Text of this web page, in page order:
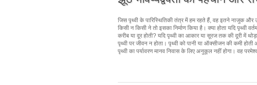
जिस पृथ्वी के पारिस्थितिकी तंत्र में हम रहते हैं, वह इतने नाजुक
किसी न किसी ने तो इसका निर्माण किया है। क्या होता यदि पृथ्वी
करीब या दूर होती? यदि पृथ्वी का आकार या सूरज तक की दूरी में
पृथ्वी पर जीवन न होता। पृथ्वी को पानी या ऑक्सीजन की कमी
पृथ्वी का पर्यावरण मानव निवास के लिए अनुकूल नहीं होगा। वह